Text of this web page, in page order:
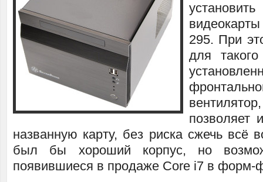
295. При
для
позволяет
названную карту, без риска сжечь всё
был бы хороший корпус, но
появившиеся в продаже Core i7 в форм-